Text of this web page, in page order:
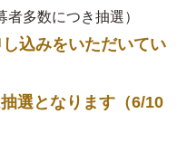
数につき抽選）
込みをいただいてい
選となります（6/10